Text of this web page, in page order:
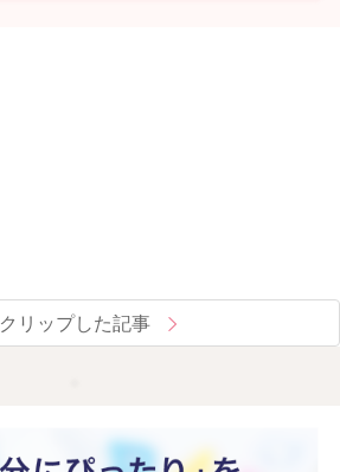
クリップした記事